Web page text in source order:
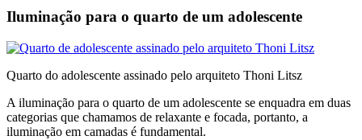
Iluminação para o quarto de um adolescente
Quarto do adolescente assinado pelo arquiteto Thoni Litsz
A iluminação para o quarto de um adolescente se enquadra em duas
categorias que chamamos de relaxante e focada, portanto, a
iluminação em camadas é fundamental.